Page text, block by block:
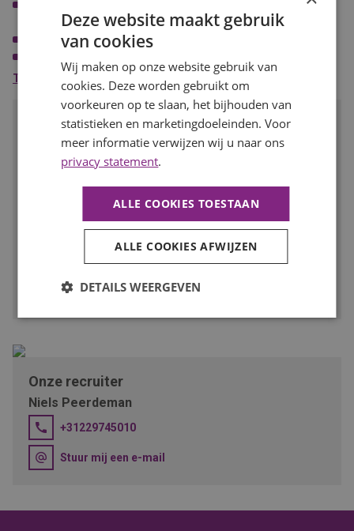
Een uitdagende functie met veel verantwoordelijkheid en
afwisseling;
Een marktconform salaris passend bij jouw ervaring;
Opleidings- en doorgroeimogelijkheden;
Extra aandacht voor vitaliteit en duurzame inzetbaarheid;
Leuke teamactiviteiten en een prettige, informele werksfeer.
Toon meer
Spreekt deze baan je aan?
Solliciteer dan snel op deze functie of deel de vacature met
iemand met deze talenten!
Onze recruiter
Niels Peerdeman
+31229745010
Stuur mij een e-mail
Deze website maakt gebruik
van cookies
Wij maken op onze website gebruik van
cookies. Deze worden gebruikt om
voorkeuren op te slaan, het bijhouden van
statistieken en marketingdoeleinden. Voor
meer informatie verwijzen wij u naar ons
privacy statement.
ALLE COOKIES TOESTAAN
ALLE COOKIES AFWIJZEN
DETAILS WEERGEVEN